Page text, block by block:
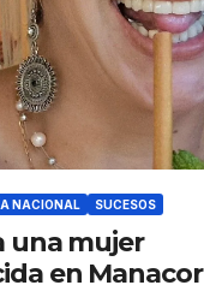
NACIONAL SUCESOS
una mujer
en Manacor